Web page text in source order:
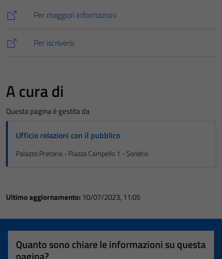
Per maggiori informazioni
Per iscriversi
A cura di
Questa pagina è gestita da
Ufficio relazioni con il pubblico
Palazzo Pretorio - Piazza Campello 1 - Sondrio
Ultimo aggiornamento: 10/07/2023, 11:05
Quanto sono chiare le informazioni su questa